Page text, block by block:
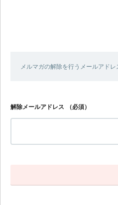
メルマガの解除を行うメールアド
解除メールアドレス （必須）